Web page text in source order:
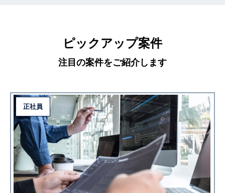
ピックアップ案件
注目の案件をご紹介します
正社員